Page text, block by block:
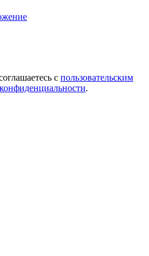
с пользовательским
.